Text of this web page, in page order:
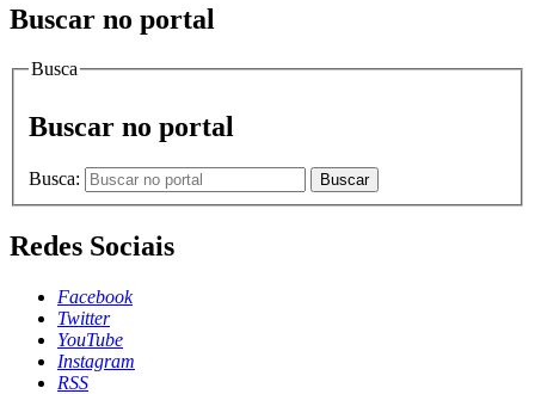
Buscar no portal
Busca
Buscar no portal
Busca: Buscar
Redes Sociais
Facebook
Twitter
YouTube
Instagram
RSS